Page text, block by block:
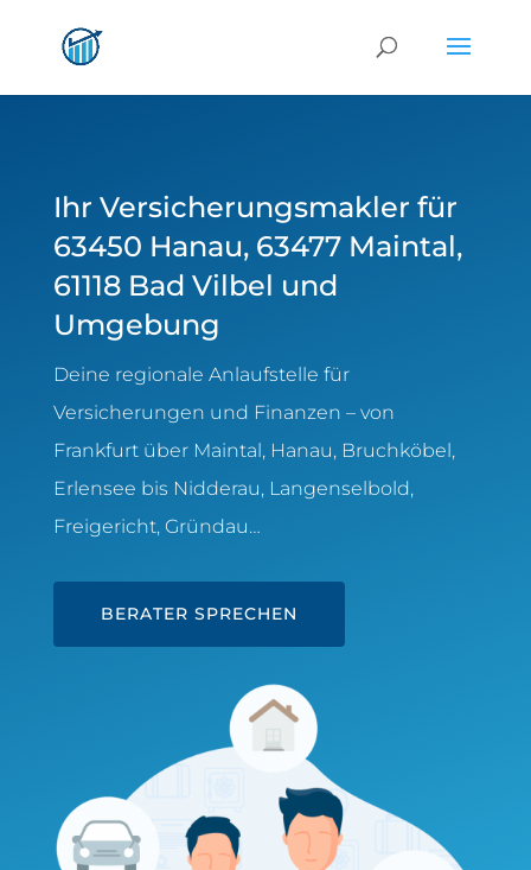
Ihr Versicherungsmakler für
63450 Hanau, 63477 Maintal,
61118 Bad Vilbel und
Umgebung
Deine regionale Anlaufstelle für
Versicherungen und Finanzen – von
Frankfurt über Maintal, Hanau, Bruchköbel,
Erlensee bis Nidderau, Langenselbold,
Freigericht, Gründau…
BERATER SPRECHEN